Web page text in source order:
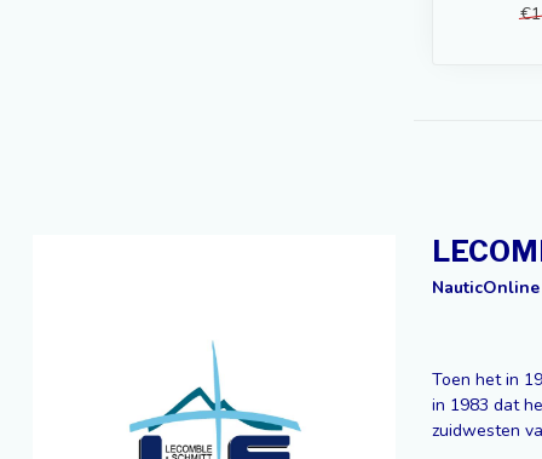
NauticOnline
Toen het in
in 1983 dat
zuidwesten